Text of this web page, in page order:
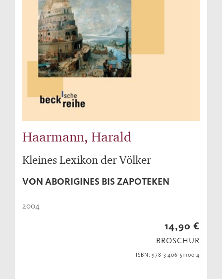
Haarmann, Harald
Kleines Lexikon der Völker
VON ABORIGINES BIS ZAPOTEKEN
2004
14,90 €
BROSCHUR
ISBN: 978-3-406-51100-4